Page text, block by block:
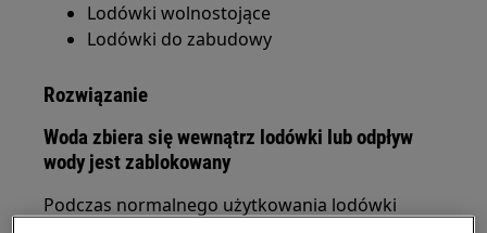
Lodówki wolnostojące
Lodówki do zabudowy
Rozwiązanie
Woda zbiera się wewnątrz lodówki lub odpływ
wody jest zablokowany
Podczas normalnego użytkowania lodówki